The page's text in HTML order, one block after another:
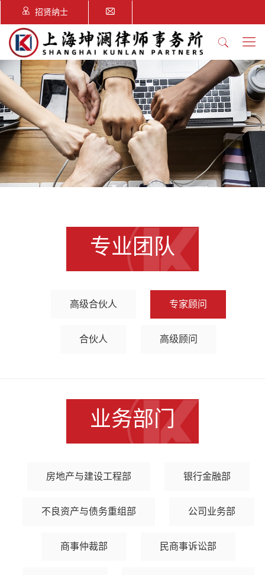
招贤纳士
专业团队
高级合伙人 专家顾问
合伙人 高级顾问
业务部门
房地产与建设工程部 银行金融部
不良资产与债务重组部 公司业务部
商事仲裁部 民商事诉讼部